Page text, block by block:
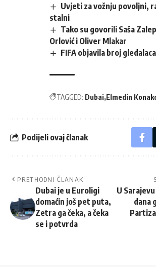
Uvjeti za vožnju povoljni,
stalni
Tako su govorili Saša
Orlović i Oliver Mlakar
FIFA objavila broj
TAGGED: Dubai Elmedin
Podijeli ovaj članak
PRETHODNI ČLANAK
Dubai je u Euroligi
domaćin još pet puta,
Zetra ga čeka, a čeka
se i potvrda
U
dana